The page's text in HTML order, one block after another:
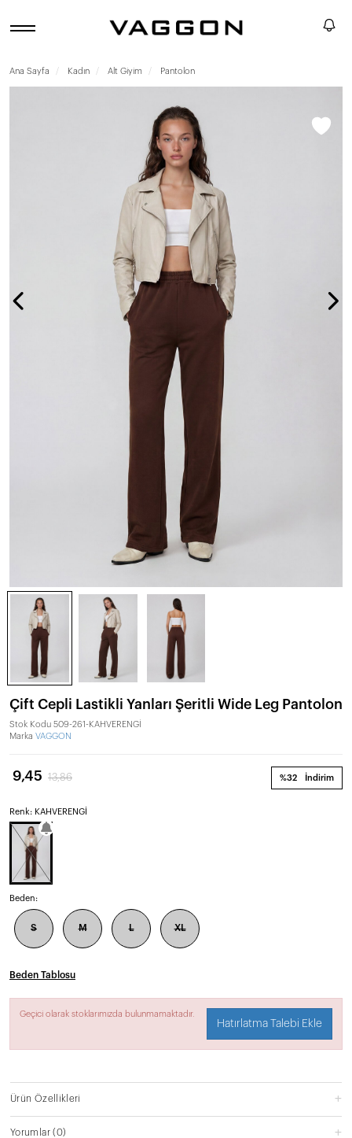
Ana Sayfa Kadın Alt Giyim Pantolon
Çift Cepli Lastikli Yanları Şeritli Wide Leg Pantolon
Stok Kodu 509-261-KAHVERENGİ
Marka VAGGON
%32 İndirim
9,45 13,86
Renk: KAHVERENGİ
Beden:
S M L XL
Beden Tablosu
Geçici olarak stoklarımızda bulunmamaktadır.
Hatırlatma Talebi Ekle
Ürün Özellikleri
Yorumlar(0)